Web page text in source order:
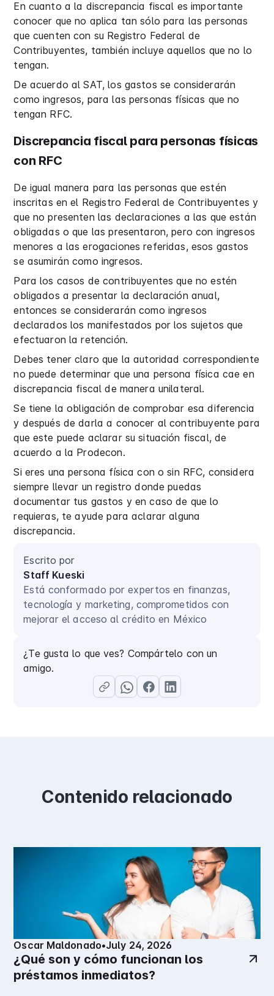
En cuanto a la discrepancia fiscal es importante
conocer que no aplica tan sólo para las personas
que cuenten con su Registro Federal de
Contribuyentes, también incluye aquellos que no lo
tengan.
De acuerdo al SAT, los gastos se considerarán
como ingresos, para las personas físicas que no
tengan RFC.
Discrepancia fiscal para personas físicas
con RFC
De igual manera para las personas que estén
inscritas en el Registro Federal de Contribuyentes y
que no presenten las declaraciones a las que están
obligadas o que las presentaron, pero con ingresos
menores a las erogaciones referidas, esos gastos
se asumirán como ingresos.
Para los casos de contribuyentes que no estén
obligados a presentar la declaración anual,
entonces se considerarán como ingresos
declarados los manifestados por los sujetos que
efectuaron la retención.
Debes tener claro que la autoridad correspondiente
no puede determinar que una persona física cae en
discrepancia fiscal de manera unilateral.
Se tiene la obligación de comprobar esa diferencia
y después de darla a conocer al contribuyente para
que este puede aclarar su situación fiscal, de
acuerdo a la Prodecon.
Si eres una persona física con o sin RFC, considera
siempre llevar un registro donde puedas
documentar tus gastos y en caso de que lo
requieras, te ayude para aclarar alguna
discrepancia.
Escrito por
Staff Kueski
Está conformado por expertos en finanzas,
tecnología y marketing, comprometidos con
mejorar el acceso al crédito en México
¿Te gusta lo que ves? Compártelo con un
amigo.
Contenido relacionado
Oscar Maldonado•July 24, 2026
¿Qué son y cómo funcionan los
préstamos inmediatos?